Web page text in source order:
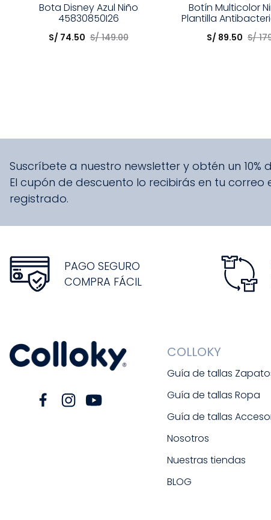
Elige una opción
Bota Disney Azul Niño
45830850I26
S/ 74.50 S/ 149.00
Elige una opción
Botín Multicolor
Plantilla
S/ 89.50 S/
Suscríbete a nuestro newsletter y obtén un
El cupón de descuento lo recibirás en tu
registrado.
PAGO SEGURO
COMPRA FÁCIL
COLLOKY
Guía de tallas
Guía de tallas Ropa
Guía de tallas
Nosotros
Nuestras tiendas
BLOG